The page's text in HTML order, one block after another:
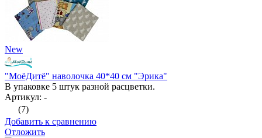
New
"МоёДитё" наволочка 40*40 см "Эрика"
В упаковке 5 штук разной расцветки.
Артикул: -
(7)
Добавить к сравнению
Отложить